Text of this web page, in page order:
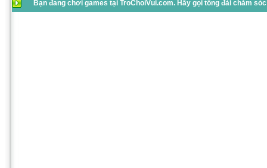
Bạn đang chơi games tại TroChoiVui.com. Hãy gọi tổng đài chăm